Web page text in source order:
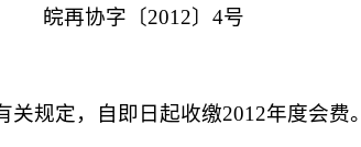
皖再协字〔2012〕4号
关规定，自即日起收缴2012年度会费。